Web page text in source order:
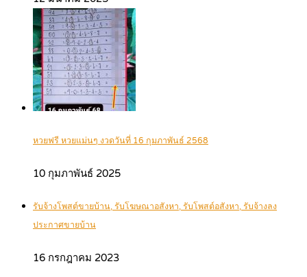
หวยฟรี หวยแม่นๆ งวดวันที่ 16 กุมภาพันธ์ 2568
10 กุมภาพันธ์ 2025
รับจ้างโพสต์ขายบ้าน, รับโฆษณาอสังหา, รับโพสต์อสังหา, รับจ้างลง
ประกาศขายบ้าน
16 กรกฎาคม 2023